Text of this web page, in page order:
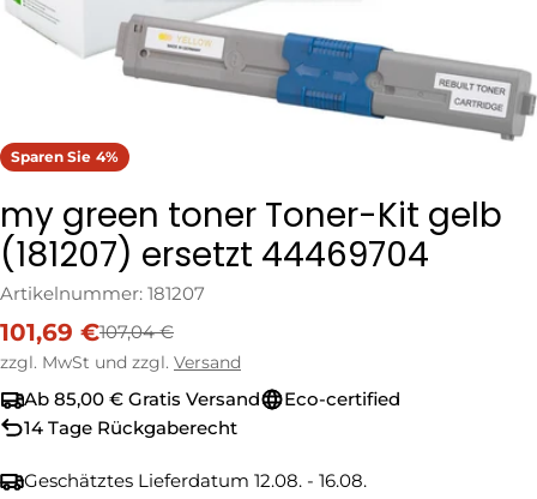
Sparen Sie 4%
my green toner Toner-Kit gelb
(181207) ersetzt 44469704
Artikelnummer: 181207
Verkaufspreis
101,69 €
Regulärer
Preis
107,04 €
zzgl. MwSt und zzgl. Versand
Ab 85,00 € Gratis Versand
Eco-certified
14 Tage Rückgaberecht
Geschätztes Lieferdatum 12.08. - 16.08.